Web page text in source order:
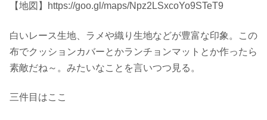
【地図】https://goo.gl/maps/Npz2LSxcoYo9STeT9
白いレース生地、ラメや織り生地などが豊富な印象。この
布でクッションカバーとかランチョンマットとか作ったら
素敵だね～。みたいなことを言いつつ見る。
三件目はここ